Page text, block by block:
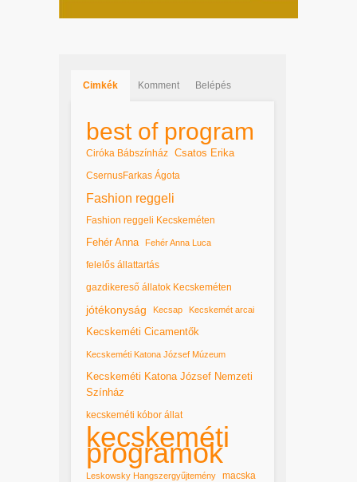
Cimkék Komment Belépés
best of program
Ciróka Bábszínház Csatos Erika
CsernusFarkas Ágota
Fashion reggeli
Fashion reggeli Kecskeméten
Fehér Anna Fehér Anna Luca
felelős állattartás
gazdikereső állatok Kecskeméten
jótékonyság Kecsap Kecskemét arcai
Kecskeméti Cicamentők
Kecskeméti Katona József Múzeum
Kecskeméti Katona József Nemzeti
Színház
kecskeméti kóbor állat
kecskeméti
programok
Leskowsky Hangszergyűjtemény macska